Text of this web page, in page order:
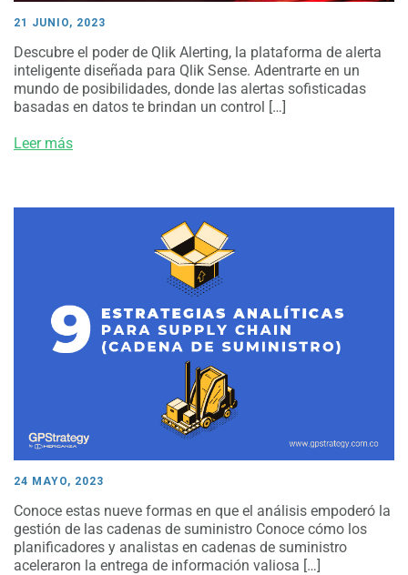
21 JUNIO, 2023
Descubre el poder de Qlik Alerting, la plataforma de alerta
inteligente diseñada para Qlik Sense. Adentrarte en un
mundo de posibilidades, donde las alertas sofisticadas
basadas en datos te brindan un control […]
Leer más
24 MAYO, 2023
Conoce estas nueve formas en que el análisis empoderó la
gestión de las cadenas de suministro Conoce cómo los
planificadores y analistas en cadenas de suministro
aceleraron la entrega de información valiosa […]